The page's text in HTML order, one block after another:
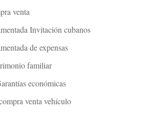
venta
Invitación cubanos
de expensas
familiar
económicas
venta vehículo